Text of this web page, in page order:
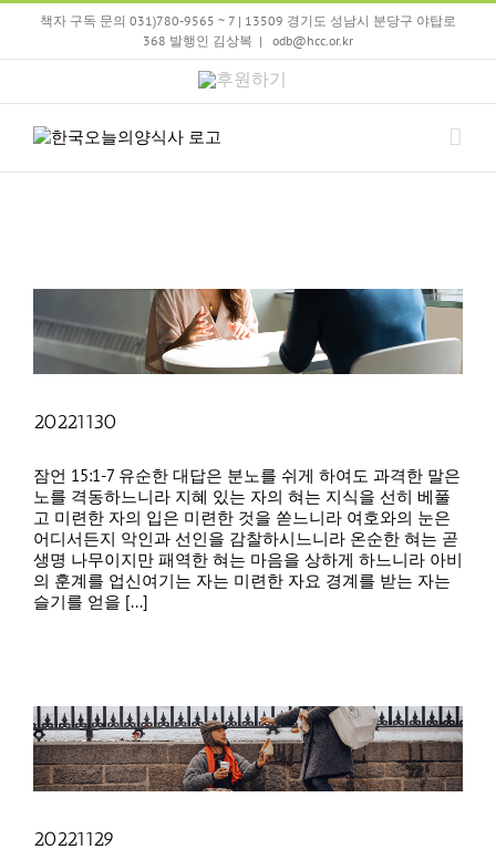
Skip
책자 구독 문의 031)780-9565 ~ 7 | 13509 경기도 성남시 분당구 야탑로
368 발행인 김상복 | odb@hcc.or.kr
후
기
20221130
잠언 15:1-7 유순한 대답은 분노를 쉬게 하여도 과격한 말은
노를 격동하느니라 지혜 있는 자의 혀는 지식을 선히 베풀
고 미련한 자의 입은 미련한 것을 쏟느니라 여호와의 눈은
어디서든지 악인과 선인을 감찰하시느니라 온순한 혀는 곧
생명 나무이지만 패역한 혀는 마음을 상하게 하느니라 아비
의 훈계를 업신여기는 자는 미련한 자요 경계를 받는 자는
슬기를 얻을 [...]
20221129